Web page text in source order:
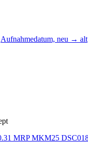
Aufnahmedatum, neu → alt